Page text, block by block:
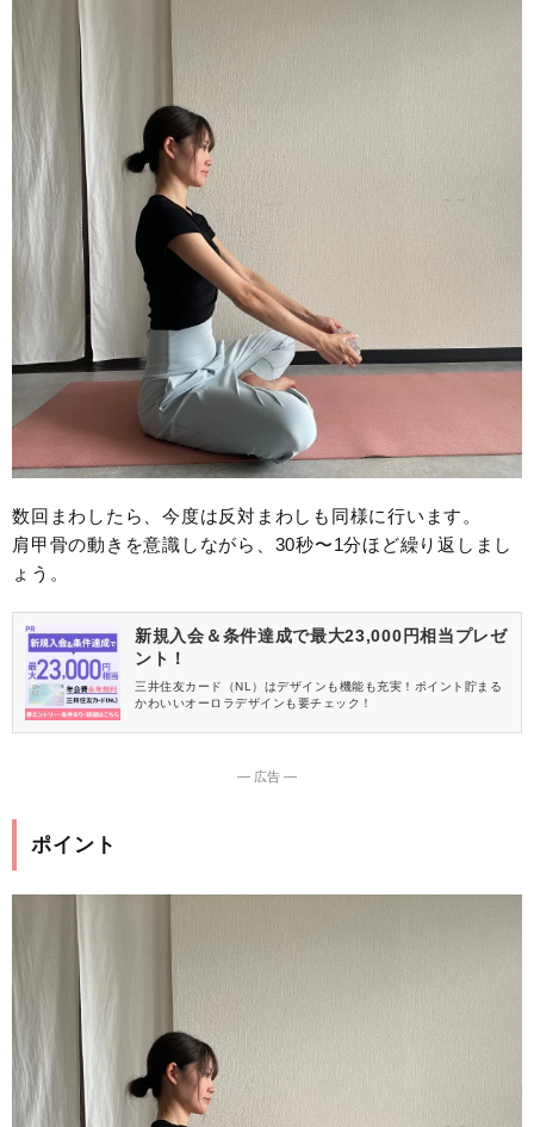
数回まわしたら、今度は反対まわしも同様に行います。
肩甲骨の動きを意識しながら、30秒〜1分ほど繰り返しまし
ょう。
新規入会＆条件達成で最大23,000円相当プレゼ
ント！
三井住友カード（NL）はデザインも機能も充実！ポイント貯まる
かわいいオーロラデザインも要チェック！
― 広告 ―
ポイント